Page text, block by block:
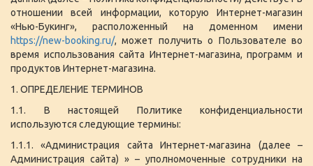
отношении всей информации, которую Интернет-магазин
«Нью-Букинг», расположенный на доменном имени
https://new-booking.ru/, может получить о Пользователе во
время использования сайта Интернет-магазина, программ и
продуктов Интернет-магазина.
1. ОПРЕДЕЛЕНИЕ ТЕРМИНОВ
1.1. В настоящей Политике конфиденциальности
используются следующие термины:
1.1.1. «Администрация сайта Интернет-магазина (далее –
Администрация сайта) » – уполномоченные сотрудники на